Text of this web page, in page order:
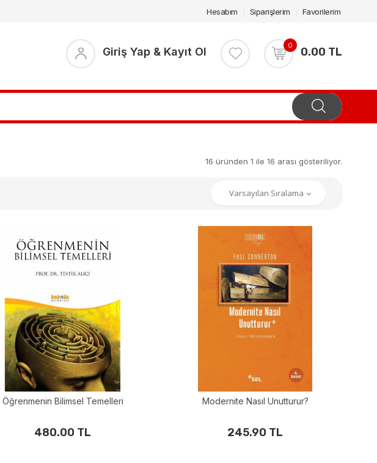
Hesabım Siparişlerim Favorilerim
Giriş Yap & Kayıt Ol 0 0.00 TL
16 üründen 1 ile 16 arası gösteriliyor.
Öğrenmenin Bilimsel Temelleri
480.00 TL
Modernite Nasıl Unutturur?
245.90 TL